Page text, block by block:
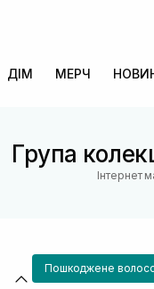
ДІМ МЕРЧ
Група
Інтернет
Пошкоджене